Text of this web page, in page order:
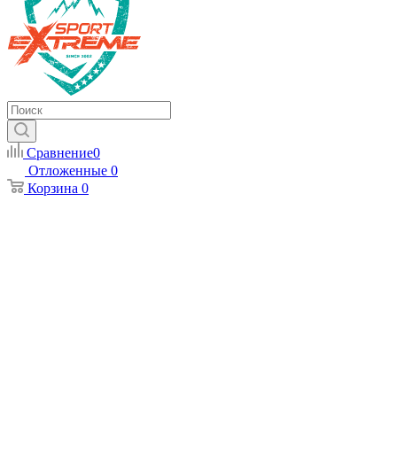
Сравнение0
Отложенные 0
Корзина 0